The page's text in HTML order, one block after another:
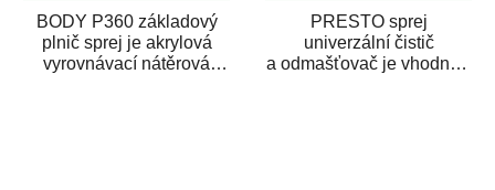
BODY P360 základový
plnič sprej je akrylová
vyrovnávací nátěrová
PRESTO sprej
univerzální čistič
a odmašťovač je vhodný k